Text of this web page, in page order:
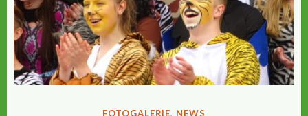
VERÖFFENTLICHT
FOTOGALERIE, NEWS